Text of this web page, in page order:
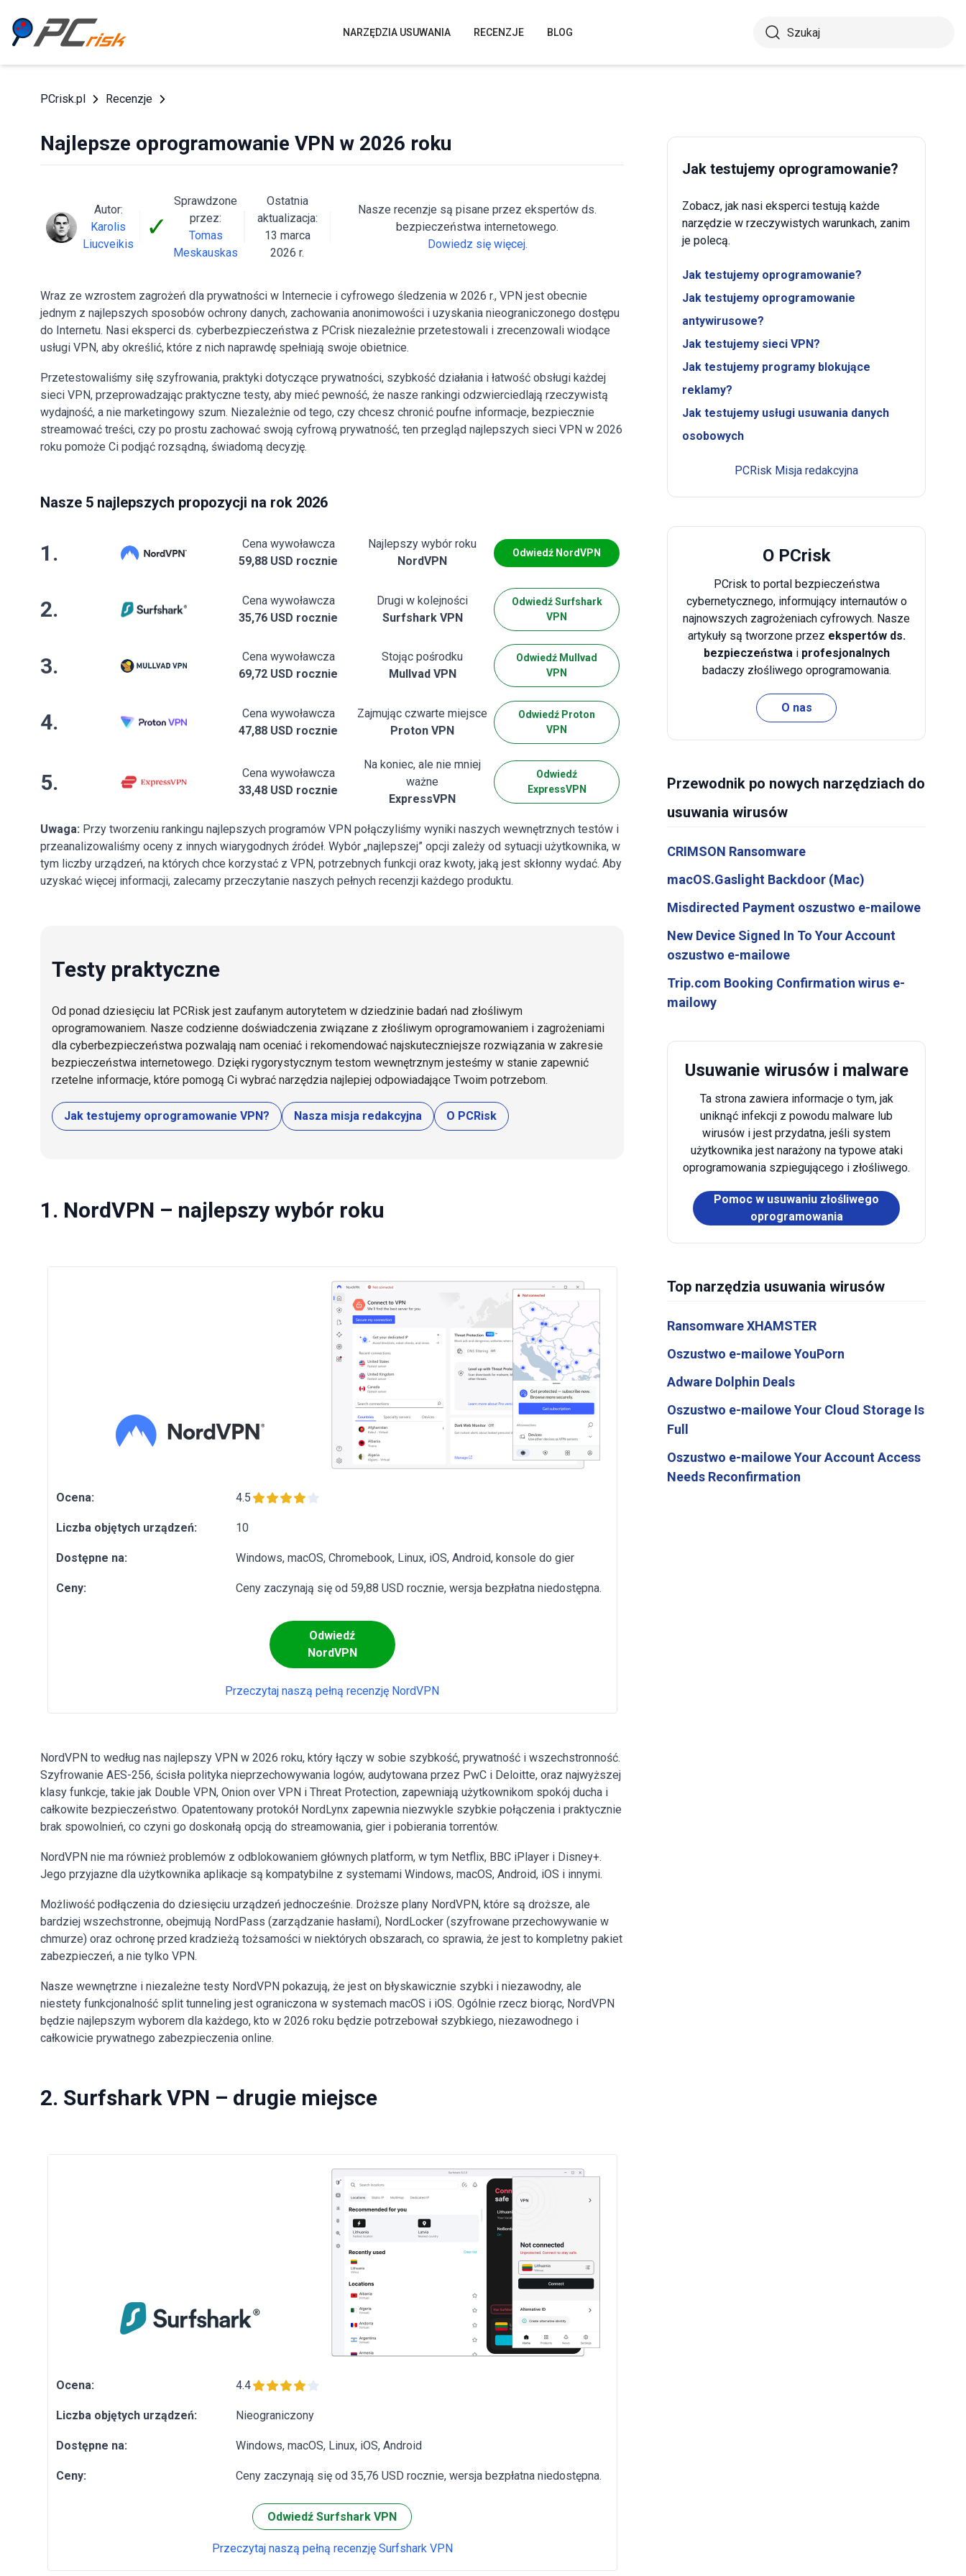
NARZĘDZIA USUWANIA RECENZJE BLOG
PCrisk.pl Recenzje
Najlepsze oprogramowanie VPN w 2026 roku
Autor:
Karolis
Liucveikis
✓
Sprawdzone
przez:
Tomas
Meskauskas
Ostatnia
aktualizacja:
13 marca
2026 r.
Nasze recenzje są pisane przez ekspertów ds.
bezpieczeństwa internetowego.
Dowiedz się więcej.
Wraz ze wzrostem zagrożeń dla prywatności w Internecie i cyfrowego śledzenia w 2026 r., VPN jest obecnie
jednym z najlepszych sposobów ochrony danych, zachowania anonimowości i uzyskania nieograniczonego dostępu
do Internetu. Nasi eksperci ds. cyberbezpieczeństwa z PCrisk niezależnie przetestowali i zrecenzowali wiodące
usługi VPN, aby określić, które z nich naprawdę spełniają swoje obietnice.
Przetestowaliśmy siłę szyfrowania, praktyki dotyczące prywatności, szybkość działania i łatwość obsługi każdej
sieci VPN, przeprowadzając praktyczne testy, aby mieć pewność, że nasze rankingi odzwierciedlają rzeczywistą
wydajność, a nie marketingowy szum. Niezależnie od tego, czy chcesz chronić poufne informacje, bezpiecznie
streamować treści, czy po prostu zachować swoją cyfrową prywatność, ten przegląd najlepszych sieci VPN w 2026
roku pomoże Ci podjąć rozsądną, świadomą decyzję.
Nasze 5 najlepszych propozycji na rok 2026
1.
Najlepszy wybór roku
NordVPN
Cena wywoławcza
59,88 USD rocznie
Odwiedź NordVPN
2.
Drugi w kolejności
Surfshark VPN
Cena wywoławcza
35,76 USD rocznie
OdwiedźSurfshark
VPN
3.
Stojąc pośrodku
Mullvad VPN
Cena wywoławcza
69,72 USD rocznie
Odwiedź Mullvad
VPN
4.
Zajmując czwarte miejsce
Proton VPN
Cena wywoławcza
47,88 USD rocznie
Odwiedź Proton
VPN
5.
Na koniec, ale nie mniej
ważne
ExpressVPN
Cena wywoławcza
33,48 USD rocznie
Odwiedź
ExpressVPN
Uwaga: Przy tworzeniu rankingu najlepszych programów VPN połączyliśmy wyniki naszych wewnętrznych testów i
przeanalizowaliśmy oceny z innych wiarygodnych źródeł. Wybór „najlepszej” opcji zależy od sytuacji użytkownika, w
tym liczby urządzeń, na których chce korzystać z VPN, potrzebnych funkcji oraz kwoty, jaką jest skłonny wydać. Aby
uzyskać więcej informacji, zalecamy przeczytanie naszych pełnych recenzji każdego produktu.
Testy praktyczne
Od ponad dziesięciu lat PCRisk jest zaufanym autorytetem w dziedzinie badań nad złośliwym
oprogramowaniem. Nasze codzienne doświadczenia związane z złośliwym oprogramowaniem i zagrożeniami
dla cyberbezpieczeństwa pozwalają nam oceniać i rekomendować najskuteczniejsze rozwiązania w zakresie
bezpieczeństwa internetowego. Dzięki rygorystycznym testom wewnętrznym jesteśmy w stanie zapewnić
rzetelne informacje, które pomogą Ci wybrać narzędzia najlepiej odpowiadające Twoim potrzebom.
Jak testujemy oprogramowanie VPN? Nasza misja redakcyjna O PCRisk
1. NordVPN – najlepszy wybór roku
Ocena: 4.5
Liczba objętych urządzeń: 10
Dostępne na: Windows, macOS, Chromebook, Linux, iOS, Android, konsole do gier
Ceny: Ceny zaczynają się od 59,88 USD rocznie, wersja bezpłatna niedostępna.
Odwiedź
NordVPN
Przeczytaj naszą pełną recenzję NordVPN
NordVPN to według nas najlepszy VPN w 2026 roku, który łączy w sobie szybkość, prywatność i wszechstronność.
Szyfrowanie AES-256, ścisła polityka nieprzechowywania logów, audytowana przez PwC i Deloitte, oraz najwyższej
klasy funkcje, takie jak Double VPN, Onion over VPN i Threat Protection, zapewniają użytkownikom spokój ducha i
całkowite bezpieczeństwo. Opatentowany protokół NordLynx zapewnia niezwykle szybkie połączenia i praktycznie
brak spowolnień, co czyni go doskonałą opcją do streamowania, gier i pobierania torrentów.
NordVPN nie ma również problemów z odblokowaniem głównych platform, w tym Netflix, BBC iPlayer i Disney+.
Jego przyjazne dla użytkownika aplikacje są kompatybilne z systemami Windows, macOS, Android, iOS i innymi.
Możliwość podłączenia do dziesięciu urządzeń jednocześnie. Droższe plany NordVPN, które są droższe, ale
bardziej wszechstronne, obejmują NordPass (zarządzanie hasłami), NordLocker (szyfrowane przechowywanie w
chmurze) oraz ochronę przed kradzieżą tożsamości w niektórych obszarach, co sprawia, że jest to kompletny pakiet
zabezpieczeń, a nie tylko VPN.
Nasze wewnętrzne i niezależne testy NordVPN pokazują, że jest on błyskawicznie szybki i niezawodny, ale
niestety funkcjonalność split tunneling jest ograniczona w systemach macOS i iOS. Ogólnie rzecz biorąc, NordVPN
będzie najlepszym wyborem dla każdego, kto w 2026 roku będzie potrzebował szybkiego, niezawodnego i
całkowicie prywatnego zabezpieczenia online.
2. Surfshark VPN – drugie miejsce
Ocena: 4.4
Liczba objętych urządzeń: Nieograniczony
Dostępne na: Windows, macOS, Linux, iOS, Android
Ceny: Ceny zaczynają się od 35,76 USD rocznie, wersja bezpłatna niedostępna.
Odwiedź Surfshark VPN
Przeczytaj naszą pełną recenzję Surfshark VPN
Jak testujemy oprogramowanie?
Zobacz, jak nasi eksperci testują każde
narzędzie w rzeczywistych warunkach, zanim
je polecą.
Jak testujemy oprogramowanie?
Jak testujemy oprogramowanie
antywirusowe?
Jak testujemy sieci VPN?
Jak testujemy programy blokujące
reklamy?
Jak testujemy usługi usuwania danych
osobowych
PCRisk Misja redakcyjna
O PCrisk
PCrisk to portal bezpieczeństwa
cybernetycznego, informujący internautów o
najnowszych zagrożeniach cyfrowych. Nasze
artykuły są tworzone przez ekspertów ds.
bezpieczeństwai profesjonalnych
badaczy złośliwego oprogramowania.
O nas
Przewodnik po nowych narzędziach do
usuwania wirusów
CRIMSON Ransomware
macOS.Gaslight Backdoor (Mac)
Misdirected Payment oszustwo e-mailowe
New Device Signed In To Your Account
oszustwo e-mailowe
Trip.com Booking Confirmation wirus e-
mailowy
Usuwanie wirusów i malware
Ta strona zawiera informacje o tym, jak
uniknąć infekcji z powodu malware lub
wirusów i jest przydatna, jeśli system
użytkownika jest narażony na typowe ataki
oprogramowania szpiegującego i złośliwego.
Pomoc w usuwaniu złośliwego
oprogramowania
Top narzędzia usuwania wirusów
Ransomware XHAMSTER
Oszustwo e-mailowe YouPorn
Adware Dolphin Deals
Oszustwo e-mailowe Your Cloud Storage Is
Full
Oszustwo e-mailowe Your Account Access
Needs Reconfirmation